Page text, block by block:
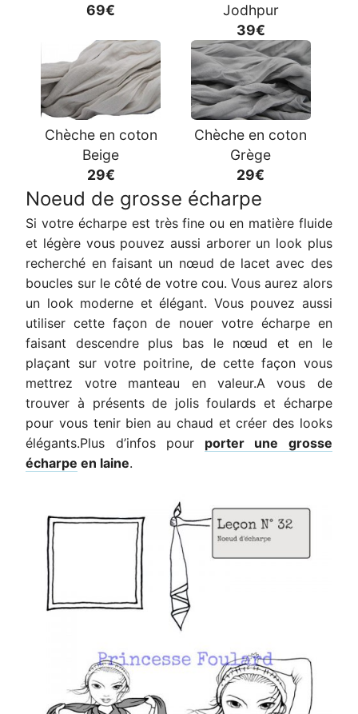
69€
Jodhpur
39€
Chèche en coton
Beige
29€
Chèche en coton
Grège
29€
Noeud de grosse écharpe
Si votre écharpe est très fine ou en matière fluide
et légère vous pouvez aussi arborer un look plus
recherché en faisant un nœud de lacet avec des
boucles sur le côté de votre cou. Vous aurez alors
un look moderne et élégant. Vous pouvez aussi
utiliser cette façon de nouer votre écharpe en
faisant descendre plus bas le nœud et en le
plaçant sur votre poitrine, de cette façon vous
mettrez votre manteau en valeur.A vous de
trouver à présents de jolis foulards et écharpe
pour vous tenir bien au chaud et créer des looks
élégants.Plus d’infos pour porter une grosse
écharpe en laine.